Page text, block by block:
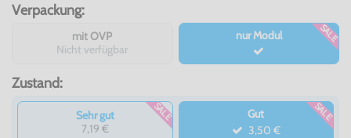
Verpackung:
mit OVP
Nicht verfügbar
nur Modul SALE
Zustand:
Sehr gut
7,19 €
SALE
Gut
3,50 €
SALE